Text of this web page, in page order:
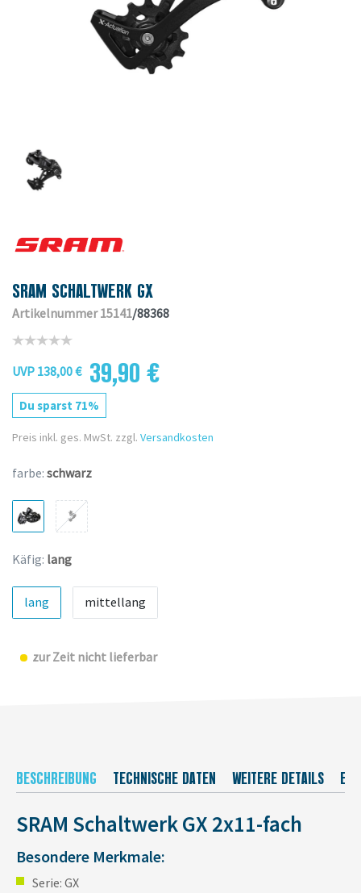
SRAM SCHALTWERK GX
Artikelnummer 15141/88368
UVP 138,00 € 39,90 €
Du sparst 71%
Preis inkl. ges. MwSt. zzgl. Versandkosten
farbe: schwarz
Käfig: lang
lang mittellang
zur Zeit nicht lieferbar
BESCHREIBUNG TECHNISCHE DATEN WEITERE DETAILS
SRAM Schaltwerk GX 2x11-fach
Besondere Merkmale:
Serie: GX